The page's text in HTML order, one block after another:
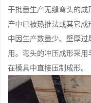
于批量生产无缝弯头的
产中已被热推法或其它
中因生产数量少、壁厚
用。弯头的冲压成形采
在模具中直接压制成形。